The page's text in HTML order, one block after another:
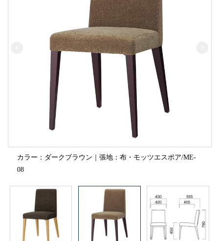
カラー：ダークブラウン｜張地：布・モッツエスポア/ME-
08